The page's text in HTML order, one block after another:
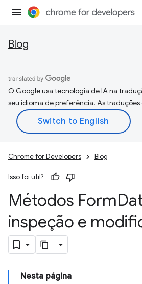
Blog
O Google usa tecnologia de IA na
seu idioma de preferência. As
Chrome for Developers Blog
Isso foi útil?
Métodos Form
inspeção e
Nesta página